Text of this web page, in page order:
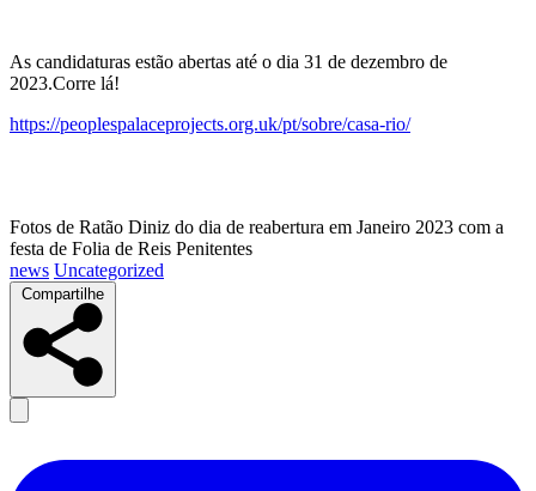
As candidaturas estão abertas até o dia 31 de dezembro de
2023.Corre lá!
https://peoplespalaceprojects.org.uk/pt/sobre/casa-rio/
Fotos de Ratão Diniz do dia de reabertura em Janeiro 2023 com a
festa de Folia de Reis Penitentes
news Uncategorized
Compartilhe